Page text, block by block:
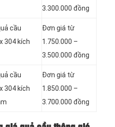
3.300.000 đồng
cầu
304 kích
Đơn giá từ
1.750.000 –
3.500.000 đồng
cầu
304 kích
Đơn giá từ
1.850.000 –
3.700.000 đồng